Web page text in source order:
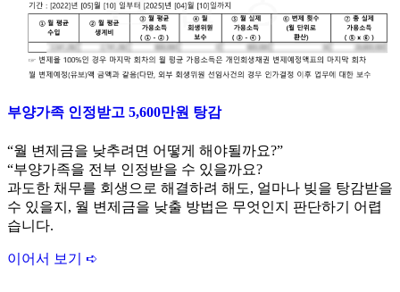
부양가족 인정받고 5,600만원 탕감
“월 변제금을 낮추려면 어떻게 해야될까요?”
“부양가족을 전부 인정받을 수 있을까요?
과도한 채무를 회생으로 해결하려 해도, 얼마나 빚을 탕감받을
수 있을지, 월 변제금을 낮출 방법은 무엇인지 판단하기 어렵
습니다.
이어서 보기 ➪